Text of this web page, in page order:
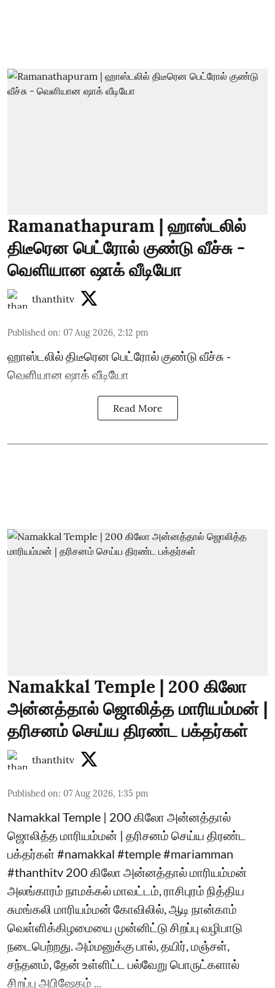
Ramanathapuram | ஹாஸ்டலில்
திடீரென பெட்ரோல் குண்டு வீச்சு -
வெளியான ஷாக் வீடியோ
thanthitv
Published on: 07 Aug 2026, 2:12 pm
ஹாஸ்டலில் திடீரென பெட்ரோல் குண்டு வீச்சு -
வெளியான ஷாக் வீடியோ
Read More
Namakkal Temple | 200 கிலோ
அன்னத்தால் ஜொலித்த மாரியம்மன் |
தரிசனம் செய்ய திரண்ட பக்தர்கள்
thanthitv
Published on: 07 Aug 2026, 1:35 pm
Namakkal Temple | 200 கிலோ அன்னத்தால்
ஜொலித்த மாரியம்மன் | தரிசனம் செய்ய திரண்ட
பக்தர்கள் #namakkal #temple #mariamman
#thanthitv 200 கிலோ அன்னத்தால் மாரியம்மன்
அலங்காரம் நாமக்கல் மாவட்டம், ராசிபுரம் நித்திய
சுமங்கலி மாரியம்மன் கோவிலில், ஆடி நான்காம்
வெள்ளிக்கிழமையை முன்னிட்டு சிறப்பு வழிபாடு
நடைபெற்றது. அம்மனுக்கு பால், தயிர், மஞ்சள்,
சந்தனம், தேன் உள்ளிட்ட பல்வேறு பொருட்களால்
சிறப்பு அபிஷேகம் ...